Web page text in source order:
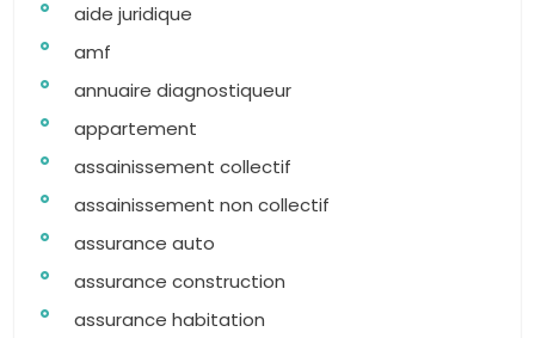
aide juridique
amf
annuaire diagnostiqueur
appartement
assainissement collectif
assainissement non collectif
assurance auto
assurance construction
assurance habitation